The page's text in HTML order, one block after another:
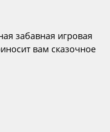
забавная игровая
вам сказочное